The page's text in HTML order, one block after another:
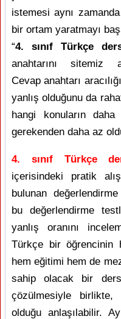
istemesi aynı
bir ortam yaratmayı
“4. sınıf Türkçe
anahtarını sitemiz
Cevap anahtarı
yanlış olduğunu da
hangi konuların
gerekenden daha az
4. sınıf Türkçe
içerisindeki pratik
bulunan
bu değerlendirme
yanlış oranını
Türkçe bir öğrencinin
hem eğitimi hem de
sahip olacak bir
çözülmesiyle
olduğu anlaşılabilir.